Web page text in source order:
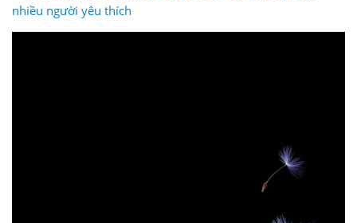
nhiều người yêu thích